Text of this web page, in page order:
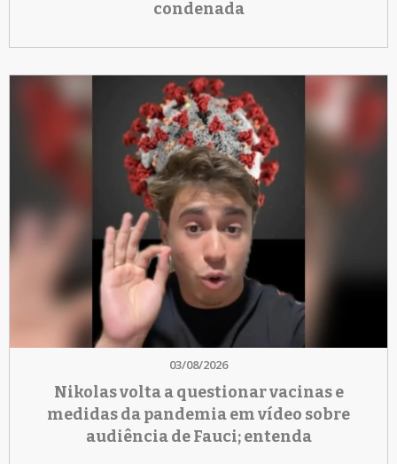
condenada
03/08/2026
Nikolas volta a questionar vacinas e
medidas da pandemia em vídeo sobre
audiência de Fauci; entenda